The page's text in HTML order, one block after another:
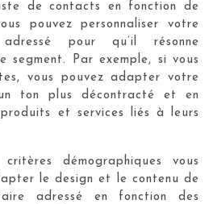
de contacts en fonction de
pouvez personnaliser votre
pour qu’il résonne
segment. Par exemple, si vous
vous pouvez adapter votre
ton plus décontracté et en
et services liés à leurs
démographiques vous
le design et le contenu de
adressé en fonction des